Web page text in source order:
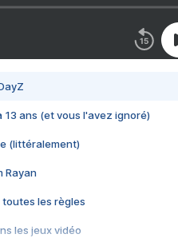
13 ans (et vous l'avez ignoré)
(littéralement)
Rayan
toutes les règles
les jeux vidéo